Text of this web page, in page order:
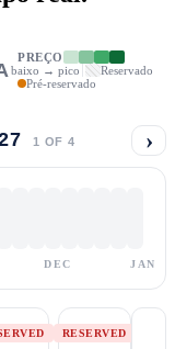
PREÇO
baixo → pico
Reservado
Pré-reservado
1 OF 4 ›
DEC JAN
RESERVED